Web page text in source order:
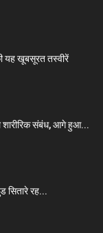
यह खूबसूरत तस्वीरें
शारीरिक संबंध, आगे हुआ...
सितारे रह...